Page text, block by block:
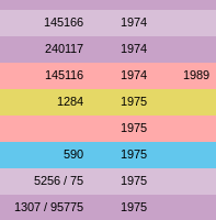
145166 1974
240117 1974
145116 1974 1989
1284 1975
1975
590 1975
5256 / 75 1975
1307 / 95775 1975